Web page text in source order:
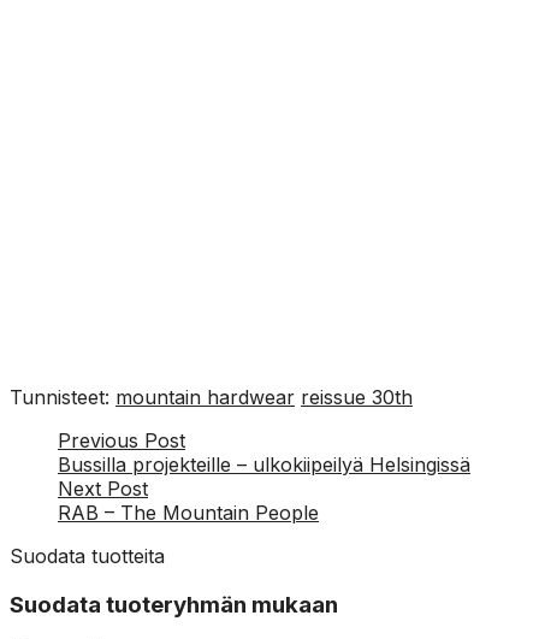
Tunnisteet: mountain hardwear reissue 30th
Viesti
navigointi
Previous Post
Bussilla projekteille – ulkokiipeilyä Helsingissä
Next Post
RAB – The Mountain People
Suodata tuotteita
Suodata tuoteryhmän mukaan